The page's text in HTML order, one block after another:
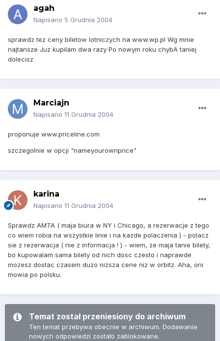
agah
Napisano 5 Grudnia 2004
sprawdz tez ceny biletow lotniczych na www.wp.pl Wg mnie
najtansze Juz kupilam dwa razy Po nowym roku chybA taniej
dolecisz
Marciajn
Napisano 11 Grudnia 2004
proponuje www.priceline.com
szczegolnie w opcji "nameyourownprice"
karina
Napisano 11 Grudnia 2004
Sprawdz AMTA ( maja biura w NY i Chicago, a rezerwacje z tego
co wiem robia na wszystkie linie i na kazde polaczenia ) - polacz
sie z rezerwacja ( nie z informacja ! ) - wiem, ze maja tanie bilety,
bo kupowalam sama bilety od nich dosc czesto i naprawde
mozesz dostac czasem duzo nizsza cene niz w orbitz. Aha, oni
mowia po polsku.
Temat został przeniesiony do archiwum
Ten temat przebywa obecnie w archiwum. Dodawanie
nowych odpowiedzi zostało zablokowane.